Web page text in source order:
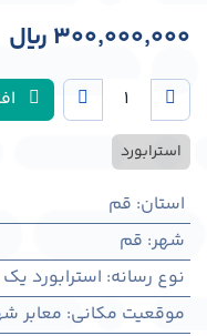
300,000,000 ﷼
استرابورد
استان: قم
شهر: قم
نوع رسانه: استرابورد
موقعیت مکانی: معابر